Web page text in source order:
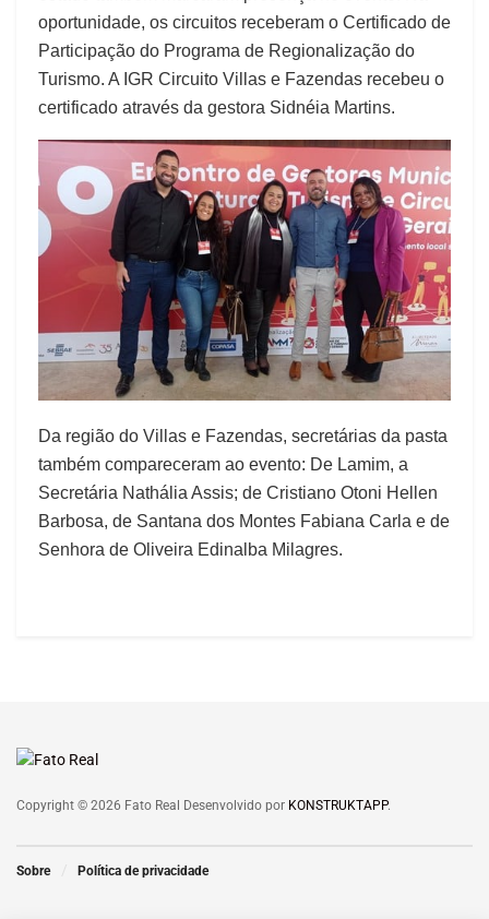
oportunidade, os circuitos receberam o Certificado de
Participação do Programa de Regionalização do
Turismo. A IGR Circuito Villas e Fazendas recebeu o
certificado através da gestora Sidnéia Martins.
Da região do Villas e Fazendas, secretárias da pasta
também compareceram ao evento: De Lamim, a
Secretária Nathália Assis; de Cristiano Otoni Hellen
Barbosa, de Santana dos Montes Fabiana Carla e de
Senhora de Oliveira Edinalba Milagres.
Copyright © 2026 Fato Real Desenvolvido por KONSTRUKTAPP.
Sobre Política de privacidade